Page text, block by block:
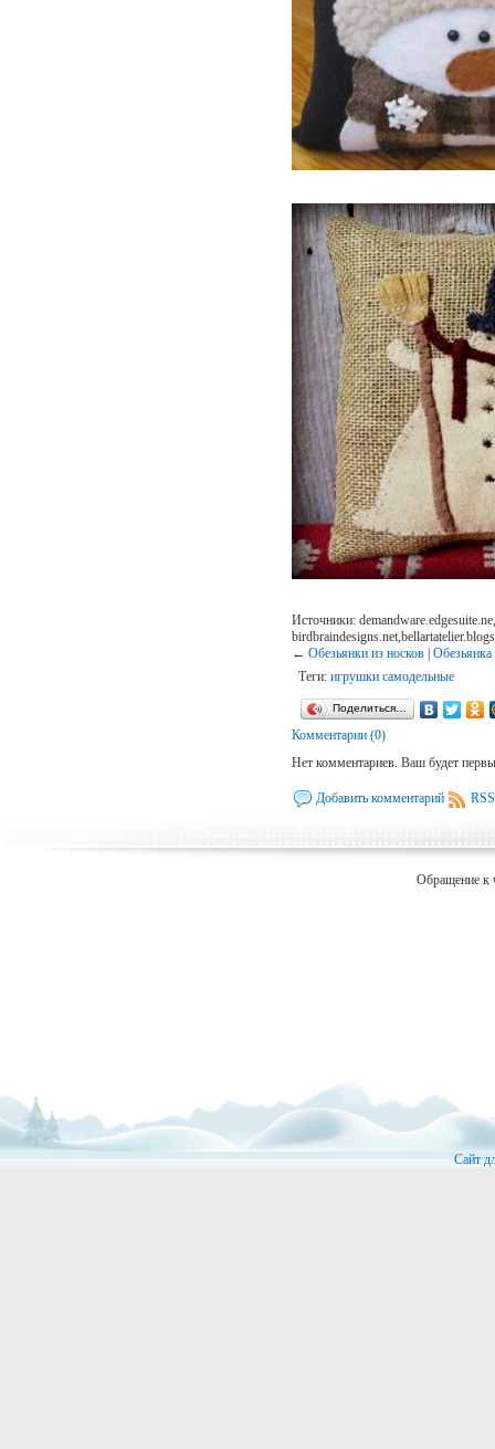
Источники:
← Обезьянки из носков| Обезьянка
Теги: игрушки самодельные
Поделиться…
Комментарии (0)
Нет комментариев. Ваш будет
Добавить комментарий
Обращение к
Сайт